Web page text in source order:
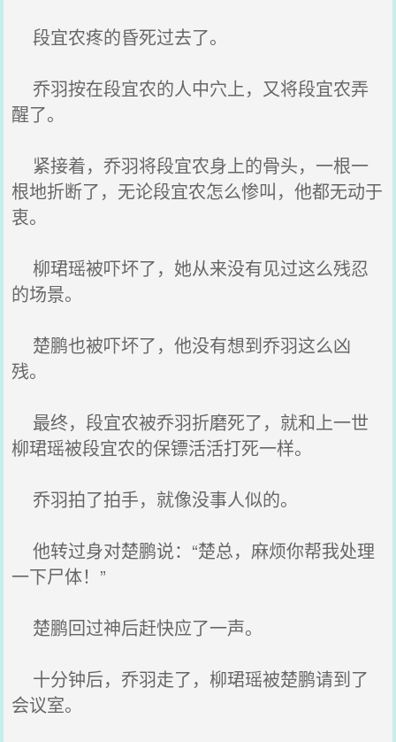
段宜农疼的昏死过去了。
乔羽按在段宜农的人中穴上，又将段宜农弄
醒了。
紧接着，乔羽将段宜农身上的骨头，一根一
根地折断了，无论段宜农怎么惨叫，他都无动于
衷。
柳珺瑶被吓坏了，她从来没有见过这么残忍
的场景。
楚鹏也被吓坏了，他没有想到乔羽这么凶
残。
最终，段宜农被乔羽折磨死了，就和上一世
柳珺瑶被段宜农的保镖活活打死一样。
乔羽拍了拍手，就像没事人似的。
他转过身对楚鹏说：“楚总，麻烦你帮我处理
一下尸体！”
楚鹏回过神后赶快应了一声。
十分钟后，乔羽走了，柳珺瑶被楚鹏请到了
会议室。